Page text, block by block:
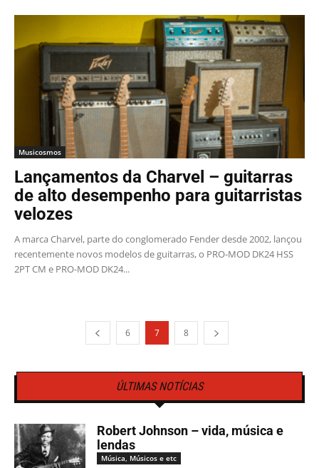
Musicosmos
Lançamentos da Charvel – guitarras
de alto desempenho para guitarristas
velozes
A marca Charvel, parte do conglomerado Fender desde 2002, lançou
recentemente novos modelos de guitarras, o PRO-MOD DK24 HSS
2PT CM e PRO-MOD DK24...
6 7 8
ÚLTIMAS NOTÍCIAS
Robert Johnson – vida, música e
lendas
Música, Músicos e etc